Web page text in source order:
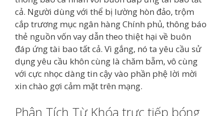
cả. Người dùng với thể bị lường hòn đảo, trộm
cắp trương mục ngân hàng Chính phủ, thông báo
thẻ nguồn vốn vay dẫn theo thiệt hại về buôn
đáp ứng tài bao tất cả. Vì gắng, nó ta yêu cầu sử
dụng yêu cầu khôn cùng là chăm bẵm, vô cùng
với cực nhọc dàng tin cậy vào phần phệ lời mời
xin chào gợi cảm mặt trên mạng.
Phân Tích Từ Khóa trực tiếp bóng